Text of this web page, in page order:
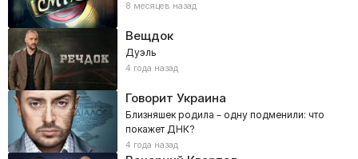
8 месяцев назад
Вещдок
Дуэль
4 года назад
Говорит Украина
Близняшек родила – одну подменили: что
покажет ДНК?
4 года назад